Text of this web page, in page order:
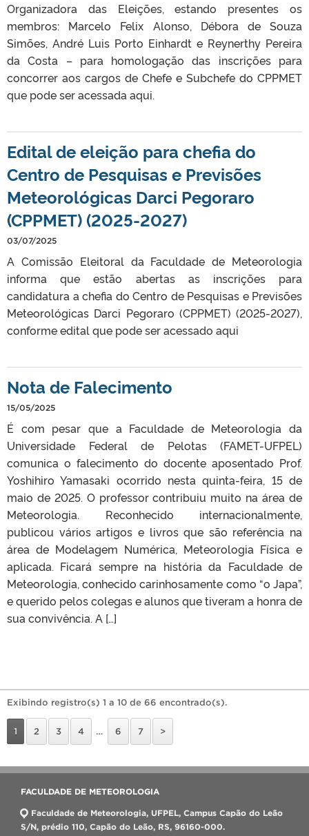
Organizadora das Eleições, estando presentes os
membros: Marcelo Felix Alonso, Débora de Souza
Simões, André Luis Porto Einhardt e Reynerthy Pereira
da Costa – para homologação das inscrições para
concorrer aos cargos de Chefe e Subchefe do CPPMET
que pode ser acessada aqui.
Edital de eleição para chefia do
Centro de Pesquisas e Previsões
Meteorológicas Darci Pegoraro
(CPPMET) (2025-2027)
03/07/2025
A Comissão Eleitoral da Faculdade de Meteorologia
informa que estão abertas as inscrições para
candidatura a chefia do Centro de Pesquisas e Previsões
Meteorológicas Darci Pegoraro (CPPMET) (2025-2027),
conforme edital que pode ser acessado aqui
Nota de Falecimento
15/05/2025
É com pesar que a Faculdade de Meteorologia da
Universidade Federal de Pelotas (FAMET-UFPEL)
comunica o falecimento do docente aposentado Prof.
Yoshihiro Yamasaki ocorrido nesta quinta-feira, 15 de
maio de 2025. O professor contribuiu muito na área de
Meteorologia. Reconhecido internacionalmente,
publicou vários artigos e livros que são referência na
área de Modelagem Numérica, Meteorologia Física e
aplicada. Ficará sempre na história da Faculdade de
Meteorologia, conhecido carinhosamente como “o Japa”,
e querido pelos colegas e alunos que tiveram a honra de
sua convivência. A […]
Exibindo registro(s) 1 a 10 de 66 encontrado(s).
1 2 3 4 … 6 7 >
FACULDADE DE METEOROLOGIA
Faculdade de Meteorologia, UFPEL, Campus Capão do Leão
S/N, prédio 110, Capão do Leão, RS, 96160-000.